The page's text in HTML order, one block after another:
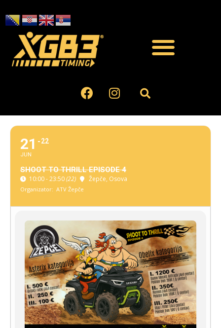
21
JUN
22
SHOOT TO THRILL EPISODE 4
10:00 - 23:50(22) Žepče, Osova
Organizator: ATV Žepče